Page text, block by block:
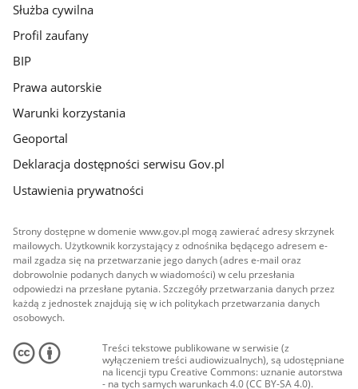
Służba cywilna
Profil zaufany
BIP
Prawa autorskie
Warunki korzystania
Geoportal
Deklaracja dostępności serwisu Gov.pl
Ustawienia prywatności
Strony dostępne w domenie www.gov.pl mogą zawierać adresy skrzynek
mailowych. Użytkownik korzystający z odnośnika będącego adresem e-
mail zgadza się na przetwarzanie jego danych (adres e-mail oraz
dobrowolnie podanych danych w wiadomości) w celu przesłania
odpowiedzi na przesłane pytania. Szczegóły przetwarzania danych przez
każdą z jednostek znajdują się w ich politykach przetwarzania danych
osobowych.
Treści tekstowe publikowane w serwisie (z
wyłączeniem treści audiowizualnych), są udostępniane
na licencji typu Creative Commons: uznanie autorstwa
- na tych samych warunkach 4.0 (CC BY-SA 4.0).